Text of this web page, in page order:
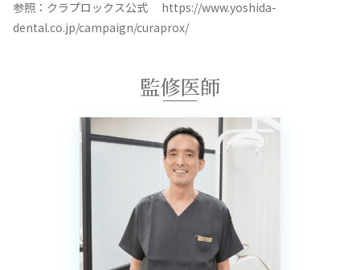
参照：クラプロックス公式 https://www.yoshida-
dental.co.jp/campaign/curaprox/
監修医師